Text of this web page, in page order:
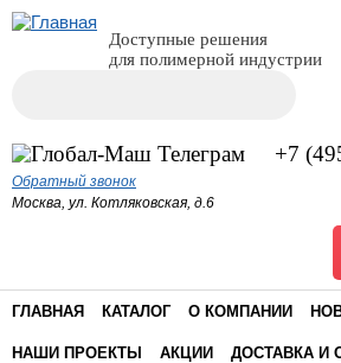
Доступные решения
для полимерной индустрии
+7
Обратный звонок
Москва, ул. Котляковская, д.6
ГЛАВНАЯ КАТАЛОГ О КОМПАНИИ
НАШИ ПРОЕКТЫ АКЦИИ ДОСТАВКА И